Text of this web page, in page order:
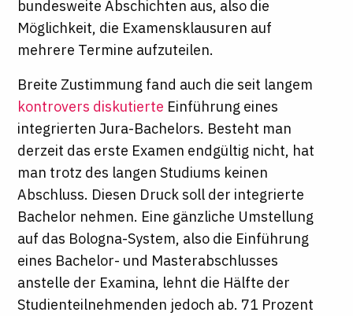
bundesweite Abschichten aus, also die
Möglichkeit, die Examensklausuren auf
mehrere Termine aufzuteilen.
Breite Zustimmung fand auch die seit langem
kontrovers diskutierte Einführung eines
integrierten Jura-Bachelors. Besteht man
derzeit das erste Examen endgültig nicht, hat
man trotz des langen Studiums keinen
Abschluss. Diesen Druck soll der integrierte
Bachelor nehmen. Eine gänzliche Umstellung
auf das Bologna-System, also die Einführung
eines Bachelor- und Masterabschlusses
anstelle der Examina, lehnt die Hälfte der
Studienteilnehmenden jedoch ab. 71 Prozent